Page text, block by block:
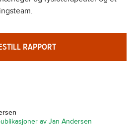
RAPPORT
av Jan Andersen